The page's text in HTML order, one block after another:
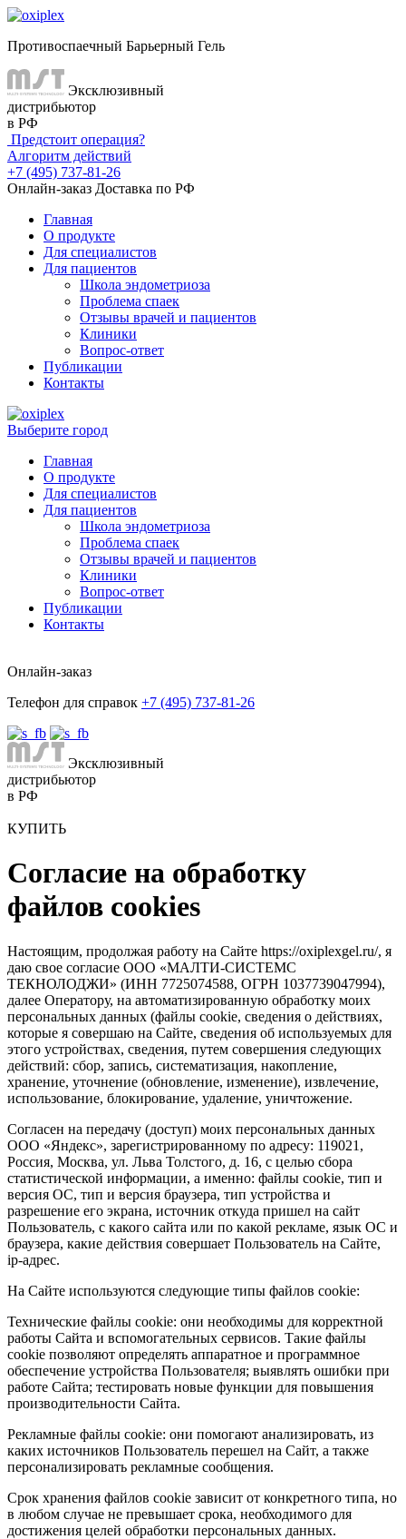
Противоспаечный Барьерный Гель
Эксклюзивный
дистрибьютор
в РФ
Предстоит операция?
Алгоритм действий
+7 (495) 737-81-26
Онлайн-заказ Доставка по РФ
Главная
О продукте
Для специалистов
Для пациентов
Школа эндометриоза
Проблема спаек
Отзывы врачей и пациентов
Клиники
Вопрос-ответ
Публикации
Контакты
Выберите город
Главная
О продукте
Для специалистов
Для пациентов
Школа эндометриоза
Проблема спаек
Отзывы врачей и пациентов
Клиники
Вопрос-ответ
Публикации
Контакты
Онлайн-заказ
Телефон для справок +7 (495) 737-81-26
Эксклюзивный
дистрибьютор
в РФ
КУПИТЬ
Согласие на обработку
файлов cookies
Настоящим, продолжая работу на Сайте https://oxiplexgel.ru/, я
даю свое согласие ООО «МАЛТИ-СИСТЕМС
ТЕКНОЛОДЖИ» (ИНН 7725074588, ОГРН 1037739047994),
далее Оператору, на автоматизированную обработку моих
персональных данных (файлы cookie, сведения о действиях,
которые я совершаю на Сайте, сведения об используемых для
этого устройствах, сведения, путем совершения следующих
действий: сбор, запись, систематизация, накопление,
хранение, уточнение (обновление, изменение), извлечение,
использование, блокирование, удаление, уничтожение.
Согласен на передачу (доступ) моих персональных данных
ООО «Яндекс», зарегистрированному по адресу: 119021,
Россия, Москва, ул. Льва Толстого, д. 16, с целью сбора
статистической информации, а именно: файлы cookie, тип и
версия ОС, тип и версия браузера, тип устройства и
разрешение его экрана, источник откуда пришел на сайт
Пользователь, с какого сайта или по какой рекламе, язык ОС и
браузера, какие действия совершает Пользователь на Сайте,
ip-адрес.
На Сайте используются следующие типы файлов cookie:
Технические файлы cookie: они необходимы для корректной
работы Сайта и вспомогательных сервисов. Такие файлы
cookie позволяют определять аппаратное и программное
обеспечение устройства Пользователя; выявлять ошибки при
работе Сайта; тестировать новые функции для повышения
производительности Сайта.
Рекламные файлы cookie: они помогают анализировать, из
каких источников Пользователь перешел на Сайт, а также
персонализировать рекламные сообщения.
Срок хранения файлов cookie зависит от конкретного типа, но
в любом случае не превышает срока, необходимого для
достижения целей обработки персональных данных.